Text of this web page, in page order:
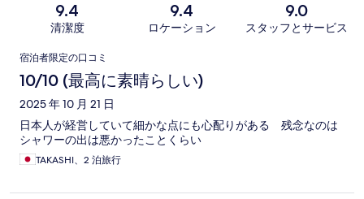
9.4
清潔度
9.4
ロケーション
9.0
スタッフとサービス
口
コ
ミ
宿泊者限定の口コミ
10/10 (最高に素晴らしい)
2025 年 10 月 21 日
日本人が経営していて細かな点にも心配りがある 残念なのは
シャワーの出は悪かったことくらい
TAKASHI、2 泊旅行